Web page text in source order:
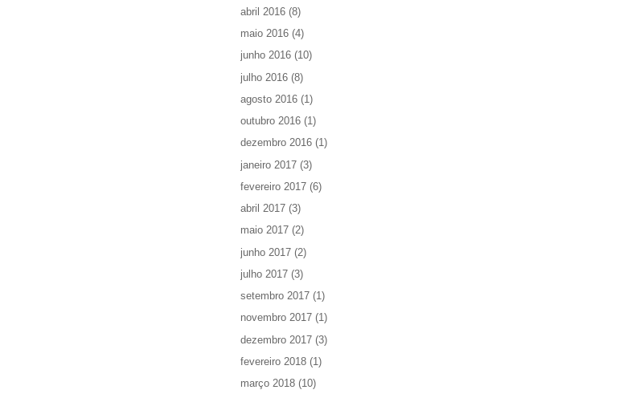
abril 2016 (8)
maio 2016 (4)
junho 2016 (10)
julho 2016 (8)
agosto 2016 (1)
outubro 2016 (1)
dezembro 2016 (1)
janeiro 2017 (3)
fevereiro 2017 (6)
abril 2017 (3)
maio 2017 (2)
junho 2017 (2)
julho 2017 (3)
setembro 2017 (1)
novembro 2017 (1)
dezembro 2017 (3)
fevereiro 2018 (1)
março 2018 (10)